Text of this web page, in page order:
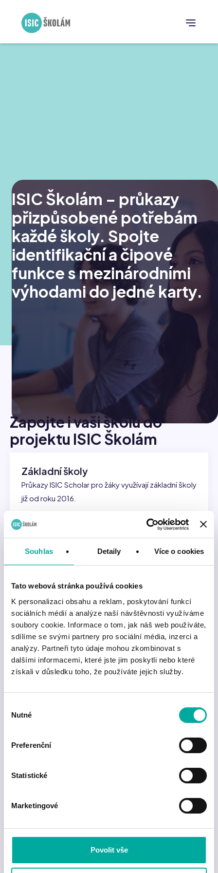
Souhlas Detaily Více o cookies
Tato webová stránka používá cookies
K personalizaci obsahu a reklam, poskytování funkcí
sociálních médií a analýze naší návštěvnosti využíváme
soubory cookie. Informace o tom, jak náš web používáte,
sdílíme se svými partnery pro sociální média, inzerci a
analýzy. Partneři tyto údaje mohou zkombinovat s
dalšími informacemi, které jste jim poskytli nebo které
získali v důsledku toho, že používáte jejich služby.
souhlasu
Nutné
Preferenční
Statistické
Marketingové
Povolit vše
ISIC Školám – průkazy
přizpůsobené potřebám
každé školy. Spojte
identifikační a čipové
funkce s mezinárodními
výhodami do jedné karty.
Zapojte i vaši školu do
projektu ISIC Školám
Základní školy
Průkazy ISIC Scholar pro žáky využívají základní školy
již od roku 2016.
Střední školy a vyšší odborné školy
Téměř každá střední škola v ČR využívá ISIC jako
Zjistit více
Univerzity a vysoké školy
Již 25 let je na vysokých školách průkaz ISIC
standardem.